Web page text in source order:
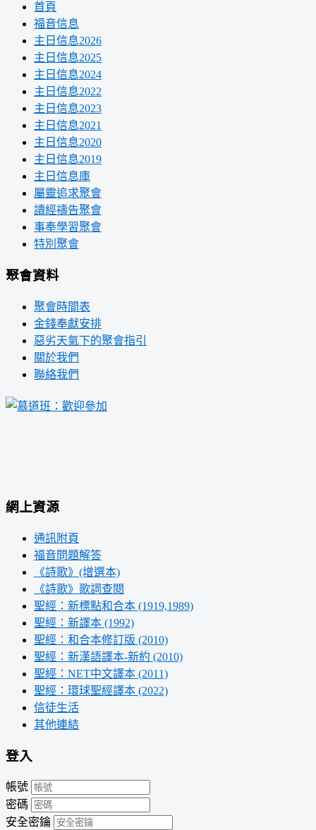
首頁
福音信息
主日信息2026
主日信息2025
主日信息2024
主日信息2022
主日信息2023
主日信息2021
主日信息2020
主日信息2019
主日信息庫
屬靈追求聚會
讀經禱告聚會
事奉學習聚會
特別聚會
聚會資料
聚會時間表
金錢奉獻安排
惡劣天氣下的聚會指引
關於我們
聯絡我們
網上資源
通訊附頁
福音問題解答
《詩歌》(增選本)
《詩歌》歌詞查閱
聖經：新標點和合本 (1919,1989)
聖經：新譯本 (1992)
聖經：和合本修訂版 (2010)
聖經：新漢語譯本-新約 (2010)
聖經：NET中文譯本 (2011)
聖經：環球聖經譯本 (2022)
信徒生活
其他連結
登入
帳號
密碼
安全密鑰